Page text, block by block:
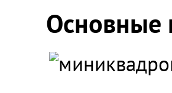
Основные